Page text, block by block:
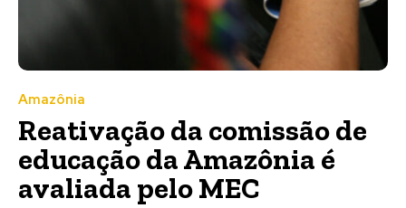
Amazônia
Reativação da comissão de
educação da Amazônia é
avaliada pelo MEC